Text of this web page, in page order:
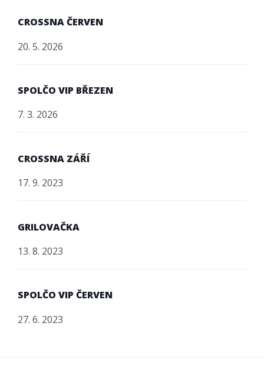
CROSSNA ČERVEN
20. 5. 2026
SPOLČO VIP BŘEZEN
7. 3. 2026
CROSSNA ZÁŘÍ
17. 9. 2023
GRILOVAČKA
13. 8. 2023
SPOLČO VIP ČERVEN
27. 6. 2023